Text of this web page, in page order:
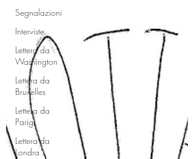
Segnalazioni
Interviste
Lettera da
Washington
Lettera da
Bruxelles
Lettera da
Parigi
Lettera da
Londra